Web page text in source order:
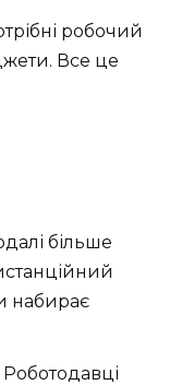
робочий
Все це
більше
набирає
Роботодавці